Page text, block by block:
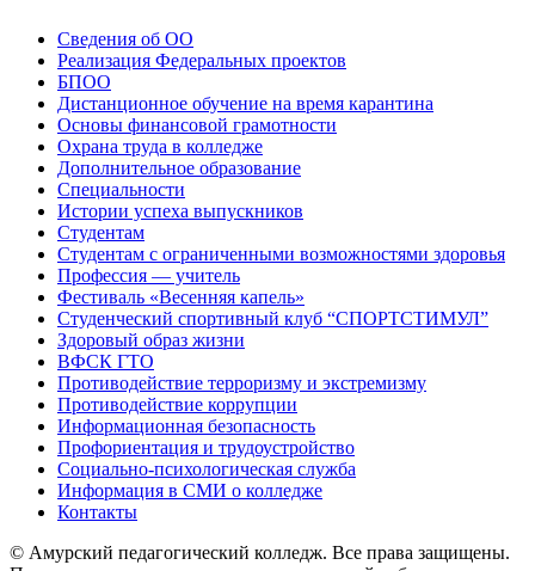
Сведения об ОО
Реализация Федеральных проектов
БПОО
Дистанционное обучение на время карантина
Основы финансовой грамотности
Охрана труда в колледже
Дополнительное образование
Специальности
Истории успеха выпускников
Студентам
Студентам с ограниченными возможностями здоровья
Профессия — учитель
Фестиваль «Весенняя капель»
Студенческий спортивный клуб “СПОРТСТИМУЛ”
Здоровый образ жизни
ВФСК ГТО
Противодействие терроризму и экстремизму
Противодействие коррупции
Информационная безопасность
Профориентация и трудоустройство
Социально-психологическая служба
Информация в СМИ о колледже
Контакты
© Амурский педагогический колледж. Все права защищены.